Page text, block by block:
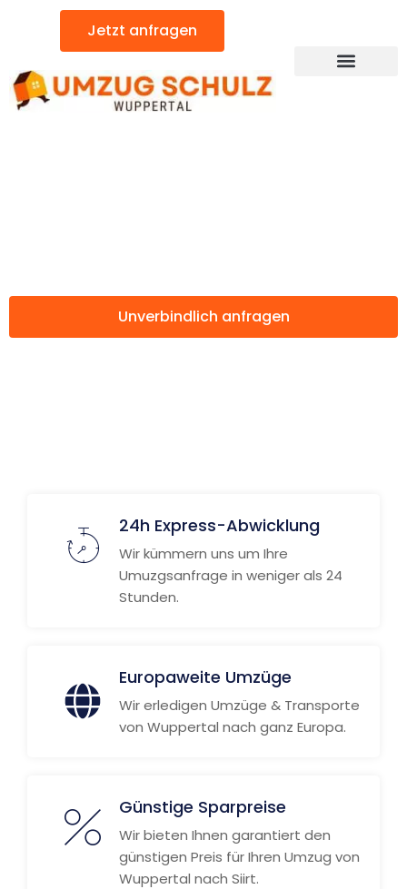
Jetzt anfragen
Unverbindlich anfragen
24h Express-Abwicklung
Wir kümmern uns um Ihre
Umuzgsanfrage in weniger als 24
Stunden.
Europaweite Umzüge
Wir erledigen Umzüge & Transporte
von Wuppertal nach ganz Europa.
Günstige Sparpreise
Wir bieten Ihnen garantiert den
günstigen Preis für Ihren Umzug von
Wuppertal nach Siirt.